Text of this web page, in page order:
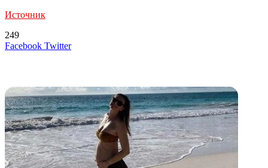
Источник
249
Facebook TwitterLinkedIn
Tumblr
Reddit
Вконтакте
Одноклассники
Skype
Messenger
Messenger
WhatsApp
Telegram
Viber
Line
Поделиться
Печатать